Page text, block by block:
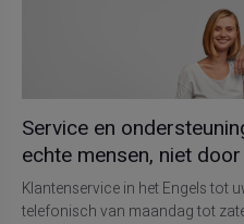
Service en
echte mensen, niet
Klantenservice in het Engels tot
telefonisch van maandag tot